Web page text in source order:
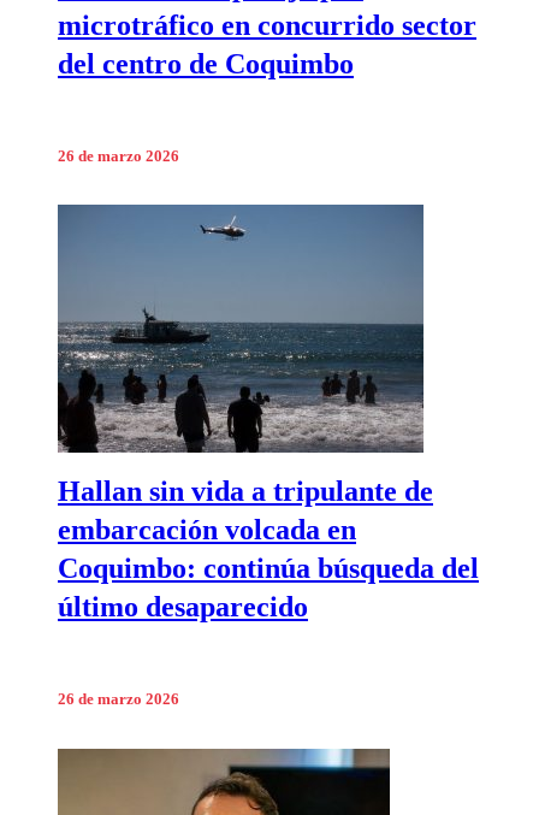
microtráfico en concurrido sector
del centro de Coquimbo
26 de marzo 2026
Hallan sin vida a tripulante de
embarcación volcada en
Coquimbo: continúa búsqueda del
último desaparecido
26 de marzo 2026